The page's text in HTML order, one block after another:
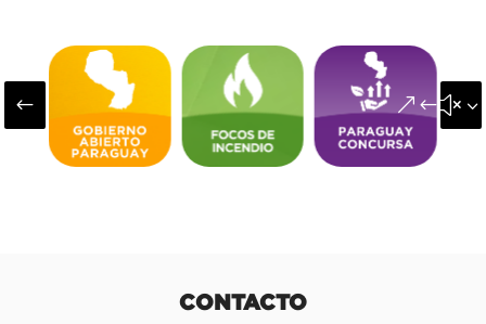
#
CONTACTO